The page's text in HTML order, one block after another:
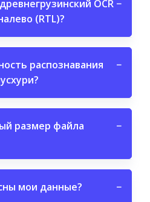
OCR
(RTL)?
−
распознавания
−
размер файла
−
мои данные? −